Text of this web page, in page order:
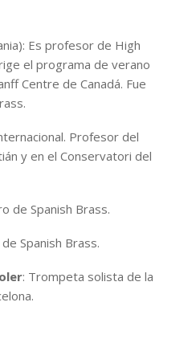
Es profesor de High
el programa de verano
Centre de Canadá. Fue
Profesor del
y en el Conservatori del
de Spanish Brass.
Spanish Brass.
: Trompeta solista de la